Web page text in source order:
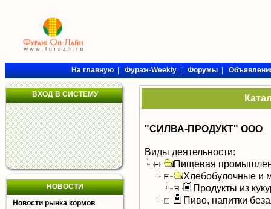
На главную|Фураж-Weekly|Форумы|
ВХОД В СИСТЕМУ
НОВОСТИ
Новости рынка кормов
"СИЛВА-ПРОДУКТ" ООО
Виды деятельности:
Пищевая
Хлебобулочные и
Продукты из
Пиво, напитки